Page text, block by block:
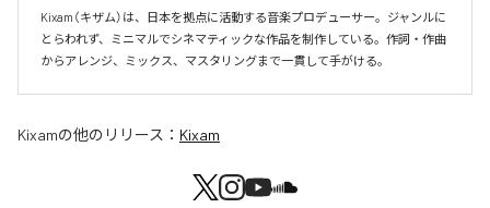
Kixam（キザム）は、日本を拠点に活動する音楽プロデューサー。ジャンルに
とらわれず、ミニマルでシネマティックな作品を制作している。作詞・作曲
からアレンジ、ミックス、マスタリングまで一貫して手がける。
Kixamの他のリリース： Kixam